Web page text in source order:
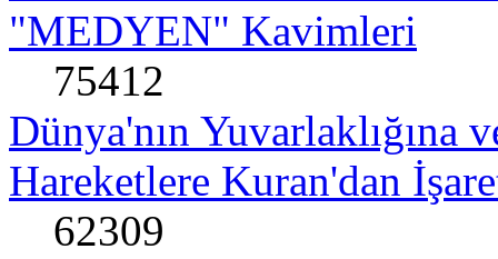
"MEDYEN" Kavimleri
75412
Dünya'nın Yuvarlaklığına
Hareketlere Kuran'dan
62309